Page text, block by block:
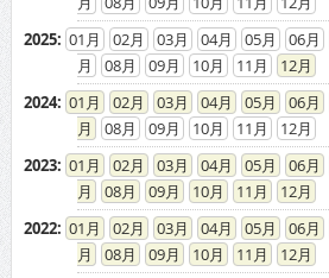
08
09 10 11
12
2022: 01 02 03 04 05 06
08
09 10 11
12
2021: 01 02 03 04 05 06
08
09 10 11
12
2020: 01 02 03 04 05 06
08
09 10 11
12
2019: 01 02 03 04 05 06
08
09 10 11
12